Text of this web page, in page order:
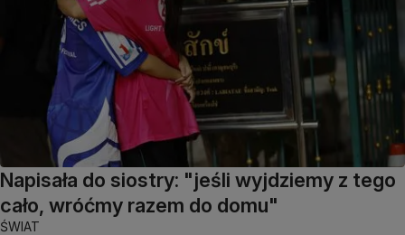
Napisała do siostry: "jeśli wyjdziemy z tego
cało, wróćmy razem do domu"
ŚWIAT